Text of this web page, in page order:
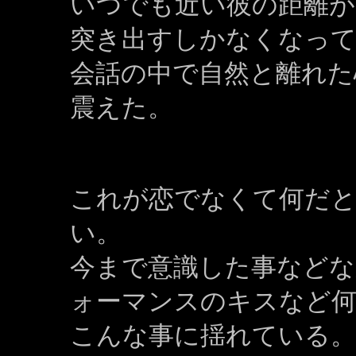
突き出すしかなくなっ
会話の中で自然と離れ
震えた。
これが恋でなくて何だ
い。
今まで意識した事など
ォーマンスのキスなど
こんな事に揺れている。